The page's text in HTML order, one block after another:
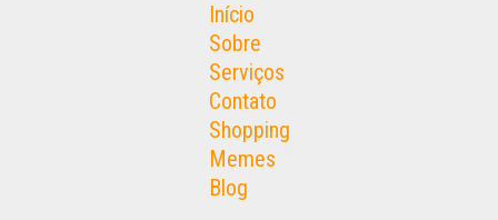
Início
Sobre
Serviços
Contato
Shopping
Memes
Blog